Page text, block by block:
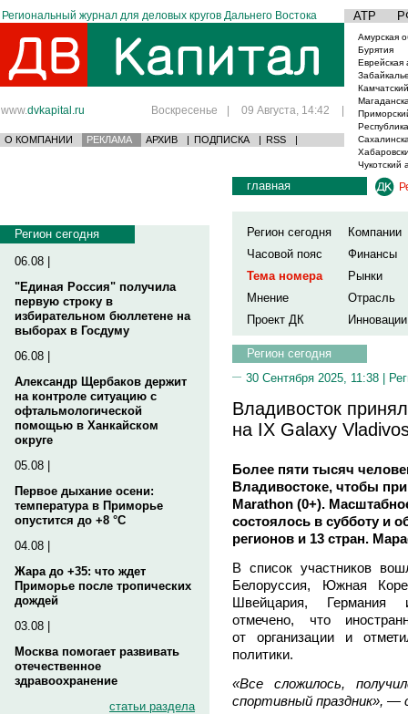
Региональный журнал для деловых кругов Дальнего Востока АТР
www.dvkapital.ru Воскресенье | 09 Августа, 14:42 |
О КОМПАНИИ РЕКЛАМА АРХИВ | ПОДПИСКА | RSS |
Амурская
Бурятия
Еврейская
Чукотский
Регион сегодня
06.08 |
"Единая Россия" получила
первую строку в
избирательном бюллетене на
выборах в Госдуму
06.08 |
Александр Щербаков держит
на контроле ситуацию с
офтальмологической
помощью в Ханкайском
округе
05.08 |
Первое дыхание осени:
температура в Приморье
опустится до +8 °C
04.08 |
Жара до +35: что ждет
Приморье после тропических
дождей
03.08 |
Москва помогает развивать
отечественное
здравоохранение
статьи раздела
главная
Регион сегодня
Компании
Часовой пояс
Финансы
Тема номера
Рынки
Мнение
Отрасль
Проект ДК
Инновации
Регион сегодня
30 Сентября 2025, 11:38 |
Владивосток
на IX Galaxy
Более пяти тысяч
Владивостоке, чтобы
Marathon (0+).
состоялось в субботу и
регионов и 13 стран.
В список участников
Белоруссия, Южная
Швейцария, Германия
отмечено, что
от организации и
политики.
«Все сложилось,
спортивный праздник», —